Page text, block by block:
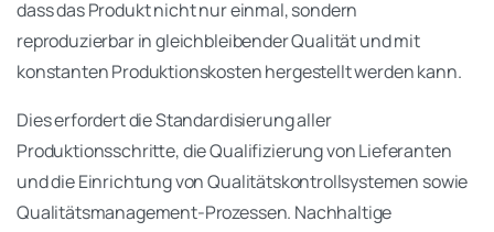
dass das Produkt nicht nur einmal, sondern
reproduzierbar in gleichbleibender Qualität und mit
konstanten Produktionskosten hergestellt werden kann.
Dies erfordert die Standardisierung aller
Produktionsschritte, die Qualifizierung von Lieferanten
und die Einrichtung von Qualitätskontrollsystemen sowie
Qualitätsmanagement-Prozessen. Nachhaltige